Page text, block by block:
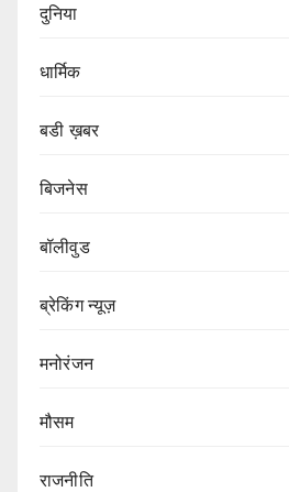
दुनिया
धार्मिक
बडी ख़बर
बिजनेस
बॉलीवुड
ब्रेकिंग न्यूज़
मनोरंजन
मौसम
राजनीति